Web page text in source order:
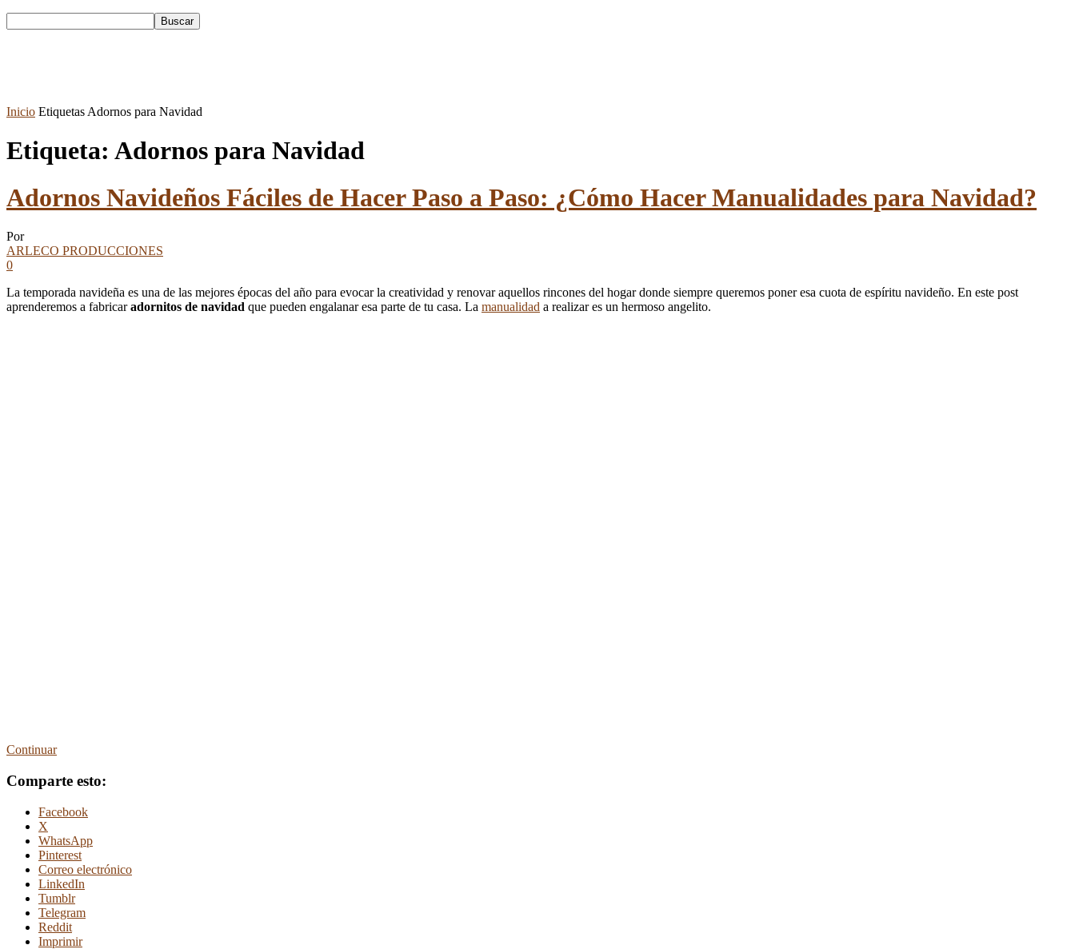
Inicio Etiquetas Adornos para Navidad
Etiqueta: Adornos para Navidad
Adornos Navideños Fáciles de Hacer Paso a Paso: ¿Cómo Hacer Manualidades para Navidad?
Por
ARLECO PRODUCCIONES
0
La temporada navideña es una de las mejores épocas del año para evocar la creatividad y renovar aquellos rincones del hogar donde siempre queremos poner esa cuota de espíritu navideño. En este post
aprenderemos a fabricaradornitos de navidad que pueden engalanar esa parte de tu casa. La manualidad a realizar es un hermoso angelito.
Continuar
Comparte esto:
Facebook
X
WhatsApp
Pinterest
Correo electrónico
LinkedIn
Tumblr
Telegram
Reddit
Imprimir